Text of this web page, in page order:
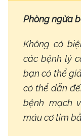
Phòng ngừa
Không có
các bệnh lý
bạn có thể
có thể dẫn
bệnh mạch
máu cơ tim